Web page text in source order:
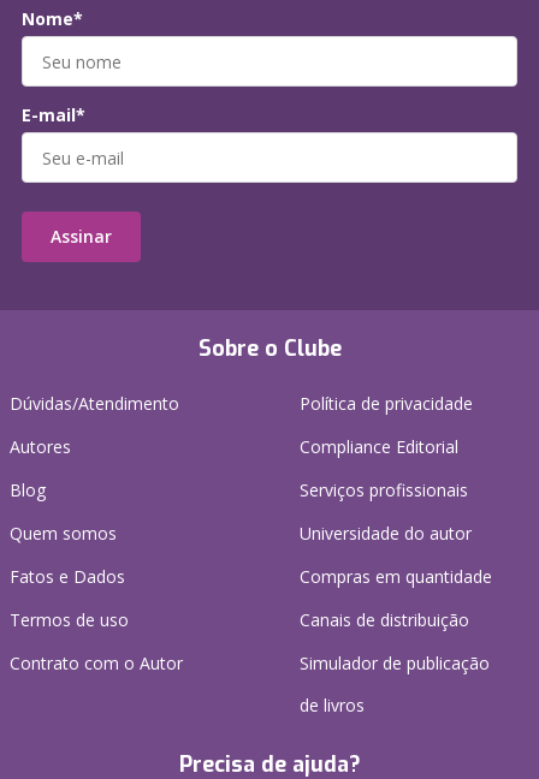
Sobre o Clube
Dúvidas/Atendimento
Autores
Blog
Quem somos
Fatos e Dados
Termos de uso
Contrato com o Autor
Política de privacidade
Compliance Editorial
Serviços profissionais
Universidade do autor
Compras em quantidade
Canais de distribuição
Simulador de publicação
de livros
Precisa de ajuda?
Nome*
E-mail*
Assinar